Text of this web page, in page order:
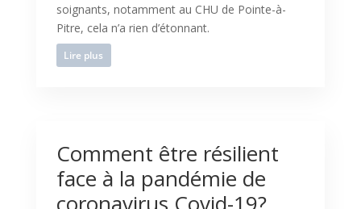
soignants, notamment au CHU de Pointe-à-
Pitre, cela n’a rien d’étonnant.
Lire plus
Comment être résilient
face à la pandémie de